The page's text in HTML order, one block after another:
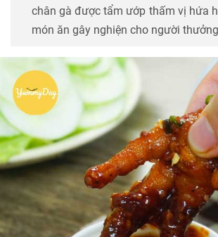
chân gà được tẩm ướp thấm vị hứa
món ăn gây nghiện cho người